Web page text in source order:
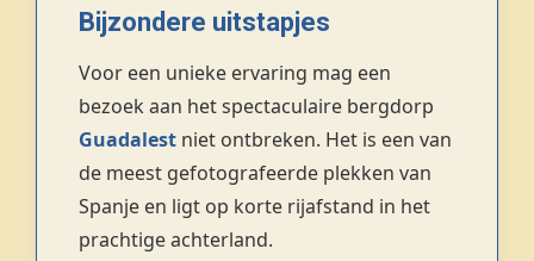
Bijzondere uitstapjes
Voor een unieke ervaring mag een
bezoek aan het spectaculaire bergdorp
Guadalest niet ontbreken. Het is een van
de meest gefotografeerde plekken van
Spanje en ligt op korte rijafstand in het
prachtige achterland.